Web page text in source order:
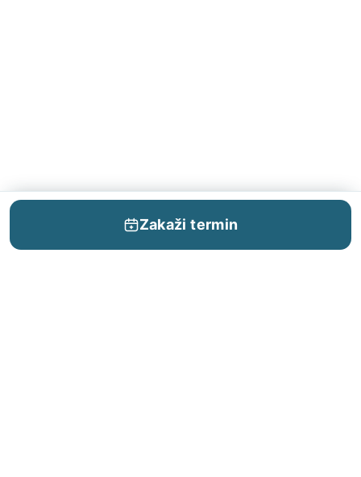
Zakaži termin